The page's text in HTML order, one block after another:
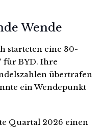
Wende
starteten eine 30-
für BYD. Ihre
übertrafen
ein Wendepunkt
Quartal 2026 einen